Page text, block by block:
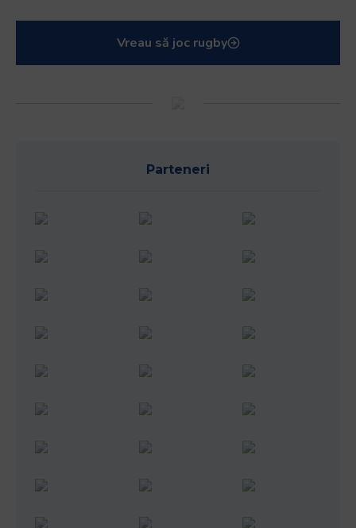
Vreau să joc rugby
Parteneri